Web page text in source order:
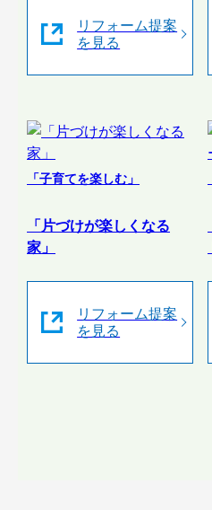
リフォーム提案
を見る
「子育てを楽しむ」
「片づけが楽しくなる
家」
リフォーム提案
を見る